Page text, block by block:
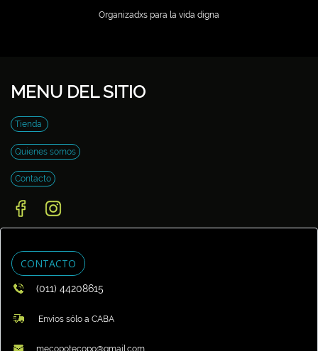
Organizadxs para la vida digna
MENU DEL SITIO
Tienda
Quienes somos
Contacto
CONTACTO
(011) 44208615
Envíos sólo a CABA